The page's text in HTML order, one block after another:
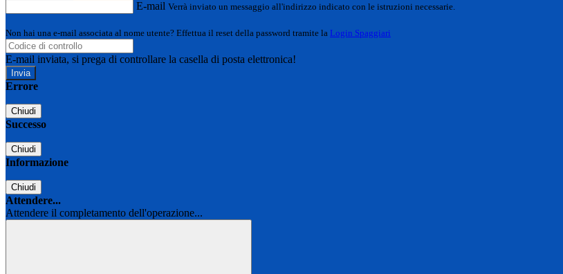
E-mail Verrà inviato un messaggio all'indirizzo indicato con le istruzioni necessarie.
Non hai una e-mail associata al nome utente? Effettua il reset della password tramite la Login Spaggiari
E-mail inviata, si prega di controllare la casella di posta elettronica!
Errore
Chiudi
Successo
Chiudi
Informazione
Chiudi
Attendere...
Attendere il completamento dell'operazione...